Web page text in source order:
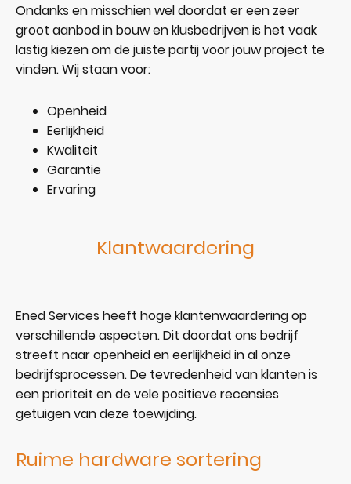
Ondanks en misschien wel doordat er een zeer
groot aanbod in bouw en klusbedrijven is het vaak
lastig kiezen om de juiste partij voor jouw project te
vinden. Wij staan voor:
Openheid
Eerlijkheid
Kwaliteit
Garantie
Ervaring
Klantwaardering
Ened Services heeft hoge klantenwaardering op
verschillende aspecten. Dit doordat ons bedrijf
streeft naar openheid en eerlijkheid in al onze
bedrijfsprocessen. De tevredenheid van klanten is
een prioriteit en de vele positieve recensies
getuigen van deze toewijding.
Ruime hardware sortering